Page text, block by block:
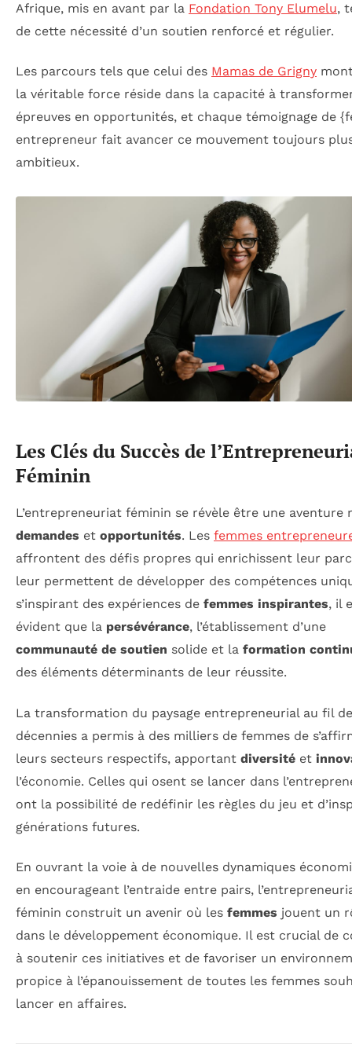
Afrique, mis en avant par la Fondation Tony Elumelu,
de cette nécessité d’un soutien renforcé et régulier.
Les parcours tels que celui des Mamas de Grigny
la véritable force réside dans la capacité à
épreuves en opportunités, et chaque témoignage de
entrepreneur fait avancer ce mouvement toujours
ambitieux.
Les Clés du Succès de
Féminin
L’entrepreneuriat féminin se révèle être une aventure
demandes et opportunités. Les femmes
affrontent des défis propres qui enrichissent leur
leur permettent de développer des compétences
s’inspirant des expériences de femmes inspirantes, il
évident que la persévérance, l’établissement d’une
communauté de soutien solide et la formation
des éléments déterminants de leur réussite.
La transformation du paysage entrepreneurial au fil
décennies a permis à des milliers de femmes de
leurs secteurs respectifs, apportant diversité et
l’économie. Celles qui osent se lancer dans
ont la possibilité de redéfinir les règles du jeu et
générations futures.
En ouvrant la voie à de nouvelles dynamiques
en encourageant l’entraide entre pairs,
féminin construit un avenir où les femmes jouent un
dans le développement économique. Il est crucial de
à soutenir ces initiatives et de favoriser un
propice à l’épanouissement de toutes les femmes
lancer en affaires.